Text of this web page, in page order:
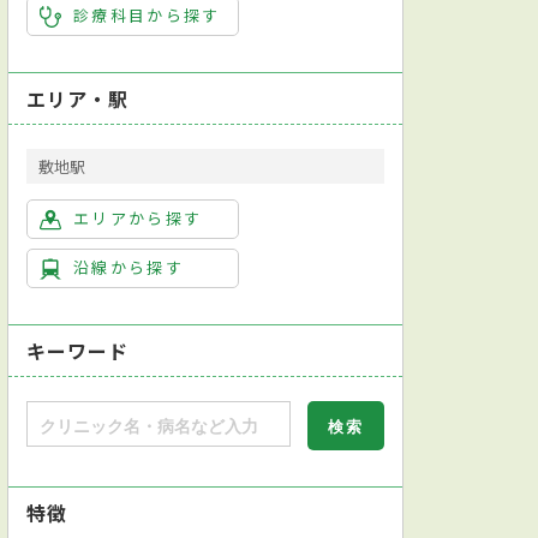
診療科目から探す
エリア・駅
敷地駅
エリアから探す
沿線から探す
キーワード
特徴